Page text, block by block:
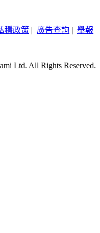
穩政策 | 廣告查詢 | 舉報
Ltd. All Rights Reserved.